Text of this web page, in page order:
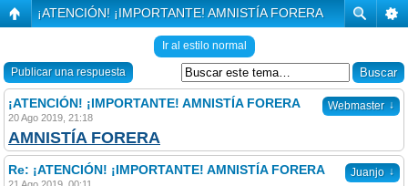
¡ATENCIÓN! ¡IMPORTANTE! AMNISTÍA FORERA
Ir al estilo normal
Publicar una respuesta
Webmaster ↓
¡ATENCIÓN! ¡IMPORTANTE! AMNISTÍA FORERA
20 Ago 2019, 21:18
AMNISTÍA FORERA
Juanjo ↓
Re: ¡ATENCIÓN! ¡IMPORTANTE! AMNISTÍA FORERA